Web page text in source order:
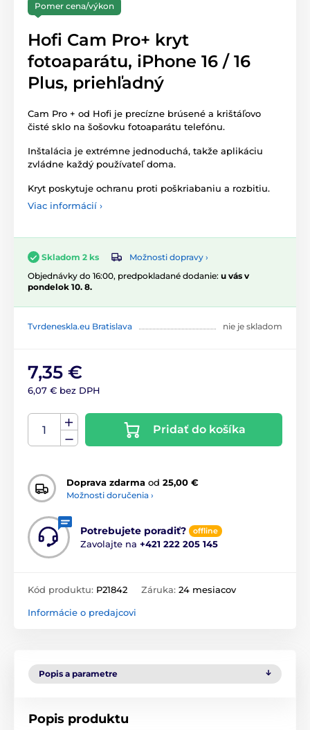
Pomer cena/výkon
Hofi Cam Pro+ kryt
fotoaparátu, iPhone 16 / 16
Plus, priehľadný
Cam Pro + od Hofi je precízne brúsené a krištáľovo
čisté sklo na šošovku fotoaparátu telefónu.
Inštalácia je extrémne jednoduchá, takže aplikáciu
zvládne každý používateľ doma.
Kryt poskytuje ochranu proti poškriabaniu a rozbitiu.
Viac informácií ›
Skladom 2 ks
Možnosti dopravy ›
Objednávky do 16:00, predpokladané dodanie: u vás v
pondelok 10. 8.
Tvrdeneskla.eu Bratislava nie je skladom
7,35 €
6,07 € bez DPH
Pridať do košíka
Doprava zdarma od 25,00 €
Možnosti doručenia ›
Potrebujete poradiť? offline
Zavolajte na +421 222 205 145
Kód produktu: P21842 Záruka: 24 mesiacov
Informácie o predajcovi
Popis a parametre
Popis produktu